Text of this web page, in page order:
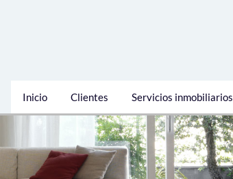
Inicio Clientes Servicios inmobiliarios